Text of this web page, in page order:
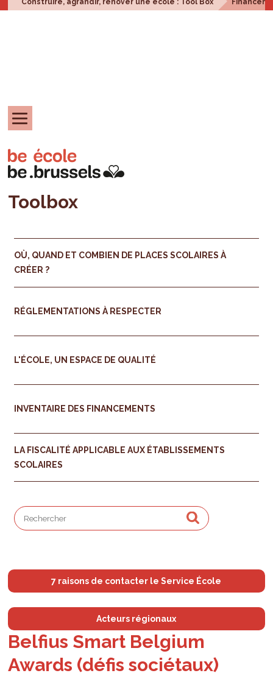
Construire, agrandir, rénover une école : Tool Box
Toolbox
OÙ, QUAND ET COMBIEN DE PLACES SCOLAIRES À
CRÉER ?
RÉGLEMENTATIONS À RESPECTER
L'ÉCOLE, UN ESPACE DE QUALITÉ
INVENTAIRE DES FINANCEMENTS
LA FISCALITÉ APPLICABLE AUX ÉTABLISSEMENTS
SCOLAIRES
7 raisons de contacter le Service École
Acteurs régionaux
Belfius Smart Belgium
Awards (défis sociétaux)